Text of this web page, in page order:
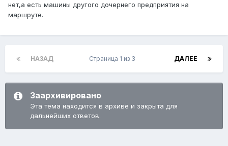
нет,а есть машины другого дочернего предприятия на
маршруте.
НАЗАД ДАЛЕЕ
Страница 1 из 3
Заархивировано
Эта тема находится в архиве и закрыта для
дальнейших ответов.